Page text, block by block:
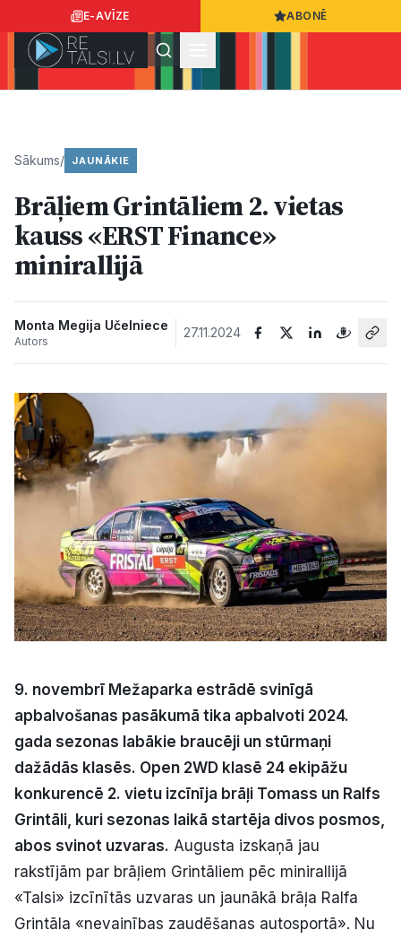
E-AVĪZE ABONĒ
Ziņas
Sabiedrība
Dzīvesstils
Kultūra
Video
Vieta
Sludinājumi
Pasākumi
Reklāma
Politiskā reklāma
Par mums
Kontakti
Sākums/ JAUNĀKIE
Brāļiem Grintāliem 2. vietas
kauss «ERST Finance»
minirallijā
Monta Megija Učelniece
Autors
27.11.2024
9. novembrī Mežaparka estrādē svinīgā
apbalvošanas pasākumā tika apbalvoti 2024.
gada sezonas labākie braucēji un stūrmaņi
dažādās klasēs. Open 2WD klasē 24 ekipāžu
konkurencē 2. vietu izcīnīja brāļi Tomass un Ralfs
Grintāli, kuri sezonas laikā startēja divos posmos,
abos svinot uzvaras. Augusta izskaņā jau
rakstījām par brāļiem Grintāliem pēc minirallijā
«Talsi» izcīnītās uzvaras un jaunākā brāļa Ralfa
Grintāla «nevainības zaudēšanas autosportā». Nu